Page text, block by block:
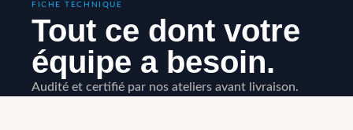
FICHE TECHNIQUE
Tout ce dont votre
équipe a besoin.
Audité et certifié par nos ateliers avant livraison.